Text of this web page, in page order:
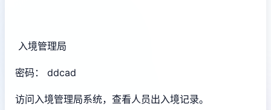
入境管理局
密码： ddcad
访问入境管理局系统，查看人员出入境记录。